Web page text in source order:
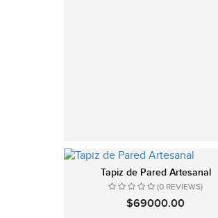
Tapiz de Pared Artesanal
(0 REVIEWS)
$69000.00